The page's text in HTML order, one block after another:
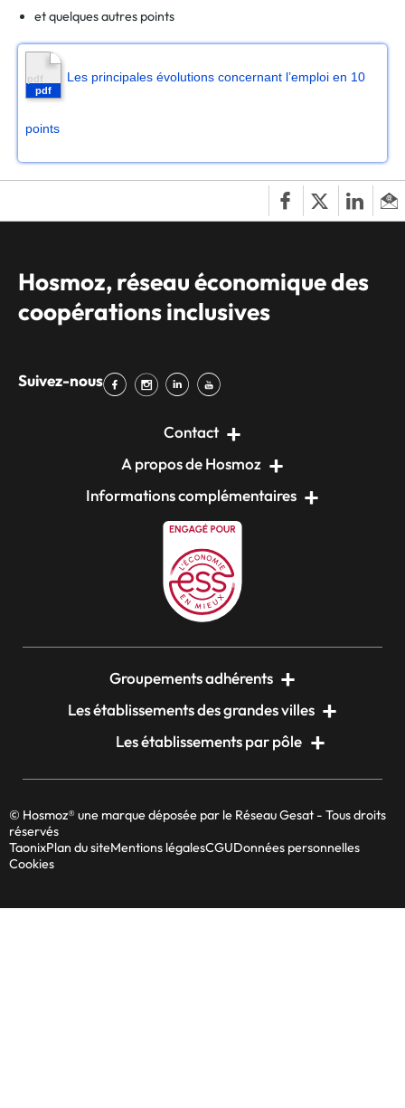
et quelques autres points
Les principales évolutions concernant l’emploi en 10
points
Hosmoz, réseau économique des
coopérations inclusives
Suivez-nous
Contact
A propos de Hosmoz
Informations complémentaires
Groupements adhérents
Les établissements des grandes villes
Les établissements par pôle
© Hosmoz® une marque déposée par le Réseau Gesat - Tous droits
réservés
TaonixPlan du siteMentions légalesCGUDonnées personnelles
Cookies